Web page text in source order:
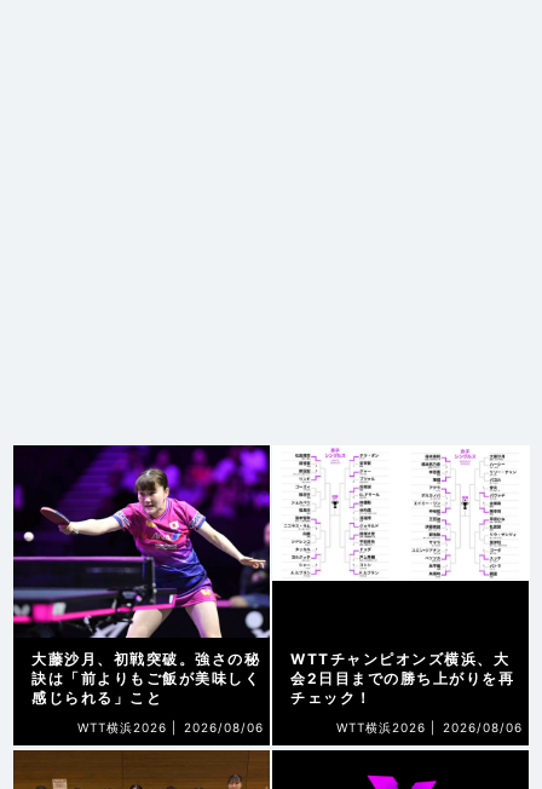
大藤沙月、初戦突破。強さの秘
訣は「前よりもご飯が美味しく
感じられる」こと
WTT横浜2026 | 2026/08/06
WTTチャンピオンズ横浜、大
会2日目までの勝ち上がりを再
チェック！
WTT横浜2026 | 2026/08/06